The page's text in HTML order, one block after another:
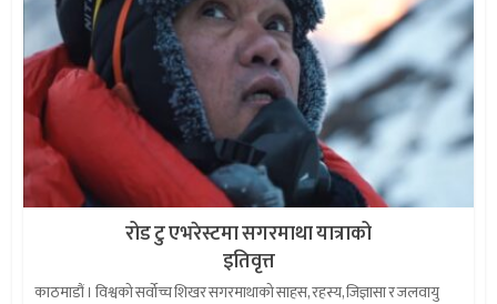
रोड टु एभरेस्टमा सगरमाथा यात्राको
इतिवृत्त
काठमाडौं । विश्वको सर्वोच्च शिखर सगरमाथाको साहस, रहस्य, जिज्ञासा र जलवायु